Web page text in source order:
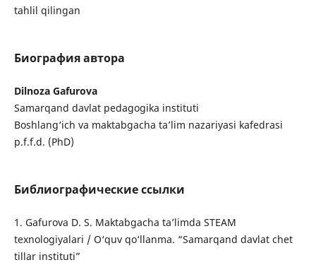
tahlil qilingan
Биография автора
Dilnoza Gafurova
Samarqand davlat pedagogika instituti
Boshlang‘ich va maktabgacha ta’lim nazariyasi kafedrasi
p.f.f.d. (PhD)
Библиографические ссылки
1. Gafurova D. S. Maktabgacha ta’limda STEAM
texnologiyalari / O‘quv qo‘llanma. “Samarqand davlat chet
tillar instituti”